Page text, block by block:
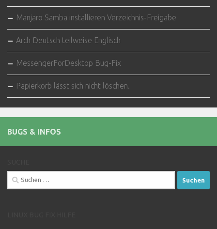
Manjaro Samba installieren Verzeichnis-Freigabe
Arch Deutsch teilweise Englisch
MessengerForDesktop Bug-Fix
Papierkorb lässt sich nicht löschen.
BUGS & INFOS
Suchen
nach: